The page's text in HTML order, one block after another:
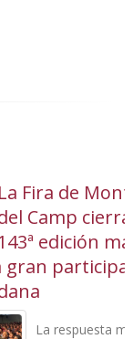
roig
una
marcada
masiva del